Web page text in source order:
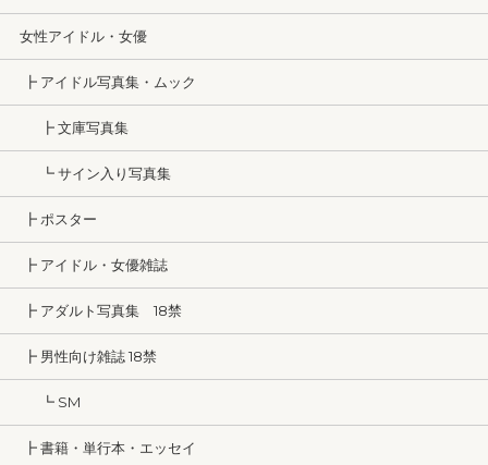
女性アイドル・女優
┣ アイドル写真集・ムック
┣ 文庫写真集
┗ サイン入り写真集
┣ ポスター
┣ アイドル・女優雑誌
┣ アダルト写真集 18禁
┣ 男性向け雑誌 18禁
┗ SM
┣ 書籍・単行本・エッセイ